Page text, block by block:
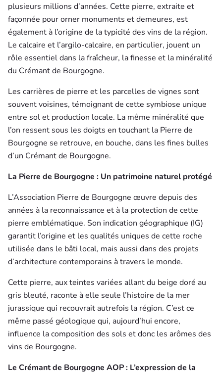
plusieurs millions d’années. Cette pierre, extraite et
façonnée pour orner monuments et demeures, est
également à l’origine de la typicité des vins de la région.
Le calcaire et l’argilo-calcaire, en particulier, jouent un
rôle essentiel dans la fraîcheur, la finesse et la minéralité
du Crémant de Bourgogne.
Les carrières de pierre et les parcelles de vignes sont
souvent voisines, témoignant de cette symbiose unique
entre sol et production locale. La même minéralité que
l’on ressent sous les doigts en touchant la Pierre de
Bourgogne se retrouve, en bouche, dans les fines bulles
d’un Crémant de Bourgogne.
La Pierre de Bourgogne : Un patrimoine naturel protégé
L’Association Pierre de Bourgogne œuvre depuis des
années à la reconnaissance et à la protection de cette
pierre emblématique. Son indication géographique (IG)
garantit l’origine et les qualités uniques de cette roche
utilisée dans le bâti local, mais aussi dans des projets
d’architecture contemporains à travers le monde.
Cette pierre, aux teintes variées allant du beige doré au
gris bleuté, raconte à elle seule l’histoire de la mer
jurassique qui recouvrait autrefois la région. C’est ce
même passé géologique qui, aujourd’hui encore,
influence la composition des sols et donc les arômes des
vins de Bourgogne.
Le Crémant de Bourgogne AOP : L’expression de la